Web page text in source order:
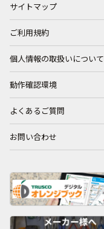
サイトマップ
ご利用規約
個人情報の取扱いについて
動作確認環境
よくあるご質問
お問い合わせ